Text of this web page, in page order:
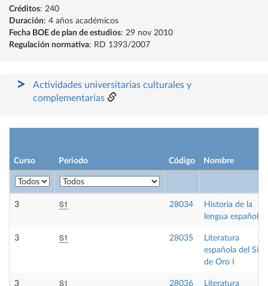
Créditos: 240
Duración: 4 años académicos
Fecha BOE de plan de estudios: 29 nov 2010
Regulación normativa: RD 1393/2007
Actividades universitarias culturales y
complementarias
Curso Periodo Código Nombre
3 S1 28034
Historia de la
lengua española
3 S1 28035
Literatura
española del
de Oro I
3 S1 28036
Literatura